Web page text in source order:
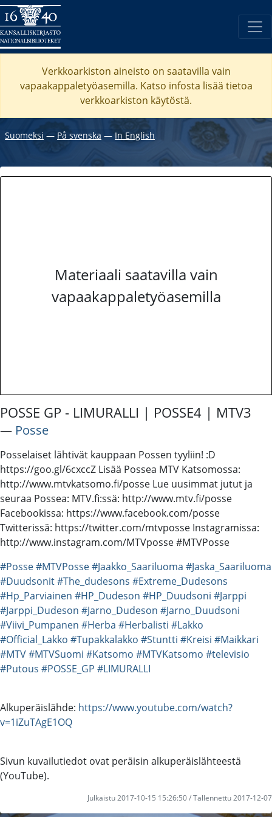
Verkkoarkiston aineisto on saatavilla vain
vapaakappaletyöasemilla. Katso infosta lisää tietoa
verkkoarkiston käytöstä.
Suomeksi ― På svenska ― In English
Materiaali saatavilla vain
vapaakappaletyöasemilla
POSSE GP - LIMURALLI | POSSE4 | MTV3
― Posse
Posselaiset lähtivät kauppaan Possen tyyliin! :D
https://goo.gl/6cxccZ Lisää Possea MTV Katsomossa:
http://www.mtvkatsomo.fi/posse Lue uusimmat jutut ja
seuraa Possea: MTV.fi:ssä: http://www.mtv.fi/posse
Facebookissa: https://www.facebook.com/posse
Twitterissä: https://twitter.com/mtvposse Instagramissa:
http://www.instagram.com/MTVposse #MTVPosse
#Posse#MTVPosse#Jaakko_Saariluoma #Jaska_Saariluoma
#Duudsonit#The_dudesons #Extreme_Dudesons
#Hp_Parviainen #HP_Dudeson #HP_Duudsoni #Jarppi
#Jarppi_Dudeson #Jarno_Dudeson #Jarno_Duudsoni
#Viivi_Pumpanen #Herba #Herbalisti #Lakko
#Official_Lakko #Tupakkalakko #Stuntti #Kreisi #Maikkari
#MTV#MTVSuomi #Katsomo #MTVKatsomo #televisio
#Putous #POSSE_GP #LIMURALLI
Alkuperäislähde: https://www.youtube.com/watch?
v=1iZuTAgE1OQ
Sivun kuvailutiedot ovat peräisin alkuperäislähteestä
(YouTube).
Julkaistu 2017-10-15 15:26:50 / Tallennettu 2017-12-07